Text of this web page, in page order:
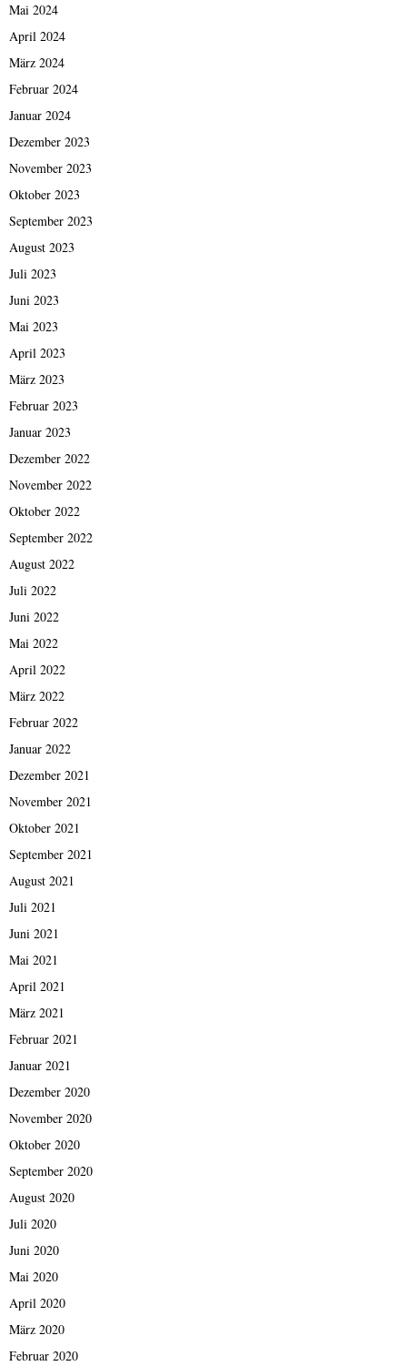
Mai 2024
April 2024
März 2024
Februar 2024
Januar 2024
Dezember 2023
November 2023
Oktober 2023
September 2023
August 2023
Juli 2023
Juni 2023
Mai 2023
April 2023
März 2023
Februar 2023
Januar 2023
Dezember 2022
November 2022
Oktober 2022
September 2022
August 2022
Juli 2022
Juni 2022
Mai 2022
April 2022
März 2022
Februar 2022
Januar 2022
Dezember 2021
November 2021
Oktober 2021
September 2021
August 2021
Juli 2021
Juni 2021
Mai 2021
April 2021
März 2021
Februar 2021
Januar 2021
Dezember 2020
November 2020
Oktober 2020
September 2020
August 2020
Juli 2020
Juni 2020
Mai 2020
April 2020
März 2020
Februar 2020